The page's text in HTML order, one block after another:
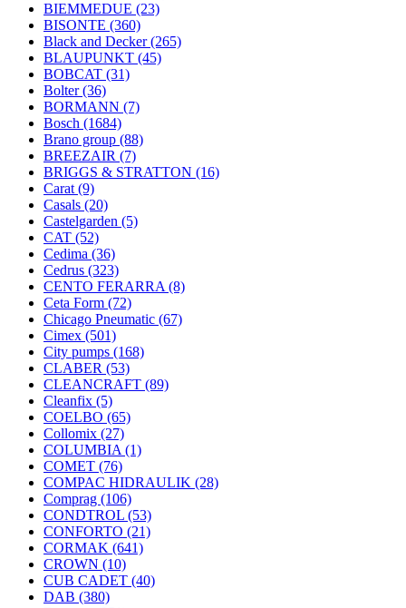
BIEMMEDUE (23)
BISONTE (360)
Black and Decker(265)
BLAUPUNKT (45)
BOBCAT (31)
Bolter(36)
BORMANN (7)
Bosch (1684)
Brano group (88)
BREEZAIR (7)
BRIGGS & STRATTON (16)
Carat (9)
Casals (20)
Castelgarden (5)
CAT (52)
Cedima (36)
Cedrus (323)
CENTO FERARRA (8)
Ceta Form (72)
Chicago Pneumatic (67)
Cimex (501)
City pumps (168)
CLABER (53)
CLEANCRAFT (89)
Cleanfix (5)
COELBO (65)
Collomix (27)
COLUMBIA (1)
COMET (76)
COMPAC HIDRAULIK (28)
Comprag (106)
CONDTROL (53)
CONFORTO (21)
CORMAK (641)
CROWN (10)
CUB CADET (40)
DAB (380)